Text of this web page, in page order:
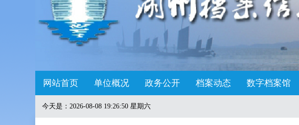
网站首页 单位概况 政务公开 档案动态 数字档案馆
今天是： 2026-08-08 19:26:51 星期六